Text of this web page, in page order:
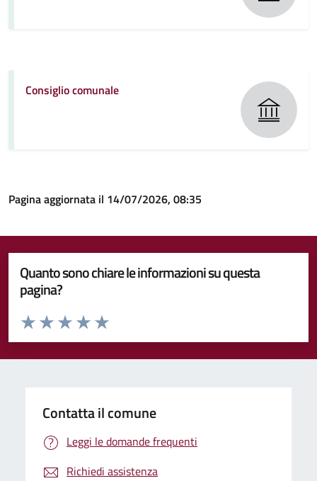
Consiglio comunale
Pagina aggiornata il 14/07/2026, 08:35
Quanto sono chiare le informazioni su questa
pagina?
Valuta da 1 a 5 stelle la pagina
Valuta 5 stelle su 5
Valuta 4 stelle su 5
Valuta 3 stelle su 5
Valuta 2 stelle su 5
Valuta 1 stelle su 5
Contatta il comune
Leggi le domande frequenti
Richiedi assistenza